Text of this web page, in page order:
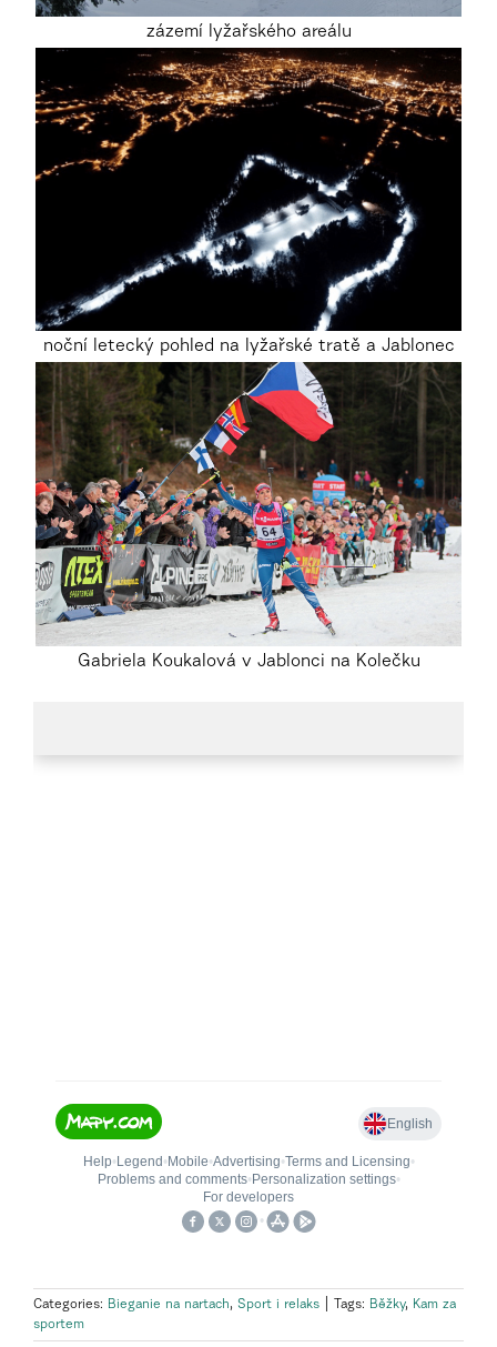
zázemí lyžařského areálu
noční letecký pohled na lyžařské tratě a Jablonec
Gabriela Koukalová v Jablonci na Kolečku
Categories: Bieganie na nartach, Sport i relaks Tags: Běžky, Kam za
sportem